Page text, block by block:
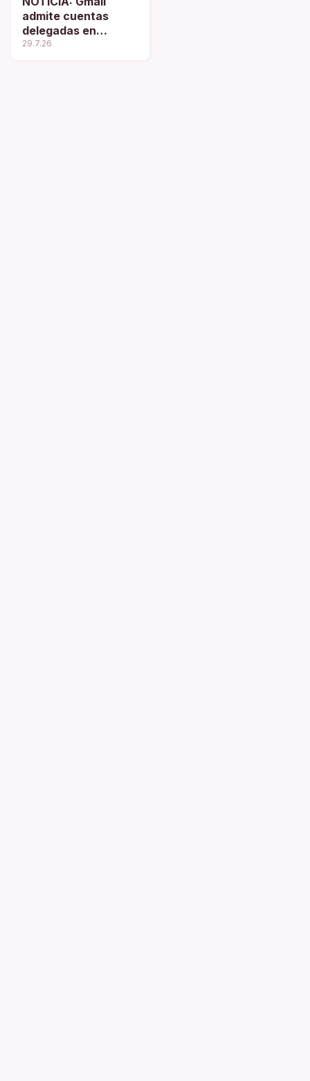
admite cuentas
delegadas en
móviles
29.7.26